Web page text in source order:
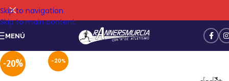
Skip to navigation
Skip to main content
MENÚ
-20%
-20%